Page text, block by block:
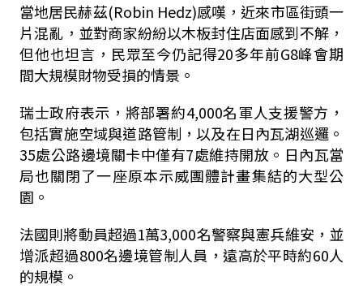
當地居民赫茲(Robin Hedz)感嘆，近來市區街頭一
片混亂，並對商家紛紛以木板封住店面感到不解，
但他也坦言，民眾至今仍記得20多年前G8峰會期
間大規模財物受損的情景。
瑞士政府表示，將部署約4,000名軍人支援警方，
包括實施空域與道路管制，以及在日內瓦湖巡邏。
35處公路邊境關卡中僅有7處維持開放。日內瓦當
局也關閉了一座原本示威團體計畫集結的大型公
園。
法國則將動員超過1萬3,000名警察與憲兵維安，並
增派超過800名邊境管制人員，遠高於平時約60人
的規模。